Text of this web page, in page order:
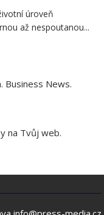
úroveň
až nespoutanou...
Business News.
na Tvůj web.